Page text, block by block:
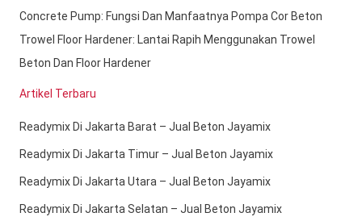
Concrete Pump: Fungsi Dan Manfaatnya Pompa Cor Beton
Trowel Floor Hardener: Lantai Rapih Menggunakan Trowel
Beton Dan Floor Hardener
Artikel Terbaru
Readymix Di Jakarta Barat – Jual Beton Jayamix
Readymix Di Jakarta Timur – Jual Beton Jayamix
Readymix Di Jakarta Utara – Jual Beton Jayamix
Readymix Di Jakarta Selatan – Jual Beton Jayamix